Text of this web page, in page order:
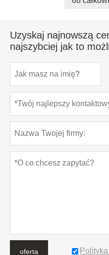
Uzyskaj najnowszą
najszybciej jak to
oferta